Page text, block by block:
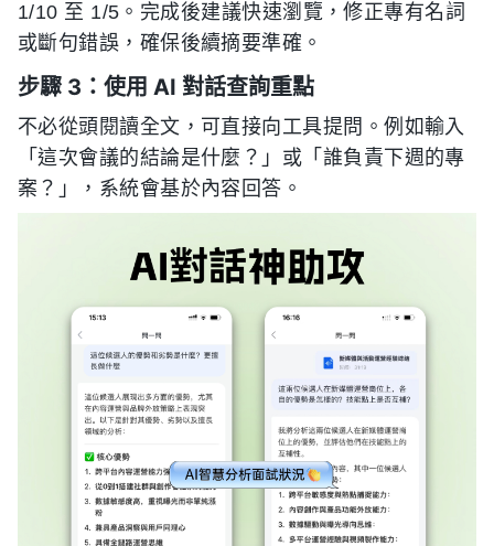
1/10 至 1/5。完成後建議快速瀏覽，修正專有名詞
或斷句錯誤，確保後續摘要準確。
步驟 3：使用 AI 對話查詢重點
不必從頭閱讀全文，可直接向工具提問。例如輸入
「這次會議的結論是什麼？」或「誰負責下週的專
案？」，系統會基於內容回答。